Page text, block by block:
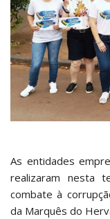
As entidades
realizaram nesta
combate à
da Marquês do